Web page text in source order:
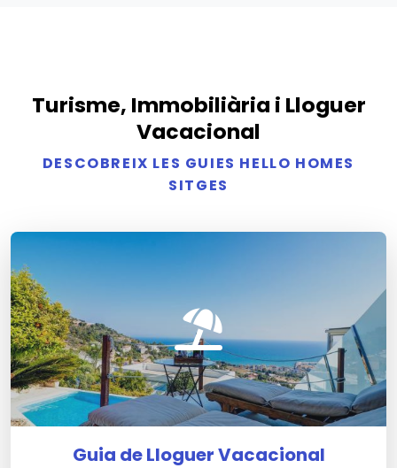
Turisme, Immobiliària i Lloguer
Vacacional
DESCOBREIX LES GUIES HELLO HOMES
SITGES
Guia de Lloguer Vacacional